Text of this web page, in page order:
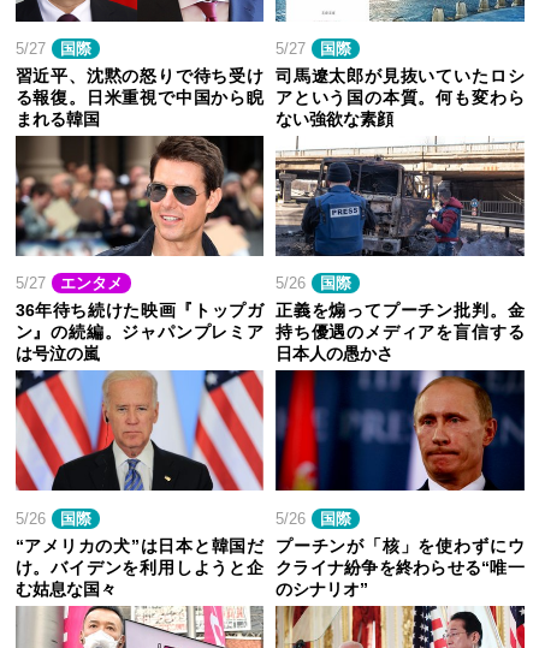
5/27 国際
習近平、沈黙の怒りで待ち受け
る報復。日米重視で中国から睨
まれる韓国
5/27 国際
司馬遼太郎が見抜いていたロシ
アという国の本質。何も変わら
ない強欲な素顔
5/27 エンタメ
36年待ち続けた映画『トップガ
ン』の続編。ジャパンプレミア
は号泣の嵐
5/26 国際
正義を煽ってプーチン批判。金
持ち優遇のメディアを盲信する
日本人の愚かさ
5/26 国際
“アメリカの犬”は日本と韓国だ
け。バイデンを利用しようと企
む姑息な国々
5/26 国際
プーチンが「核」を使わずにウ
クライナ紛争を終わらせる“唯一
のシナリオ”